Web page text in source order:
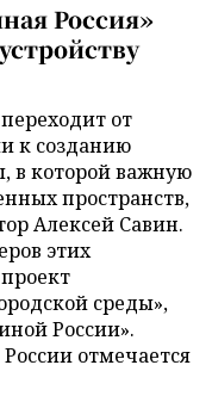
Россия»
от
к созданию
в которой важную
пространств,
Алексей Савин.
этих
среды»,
России».
отмечается